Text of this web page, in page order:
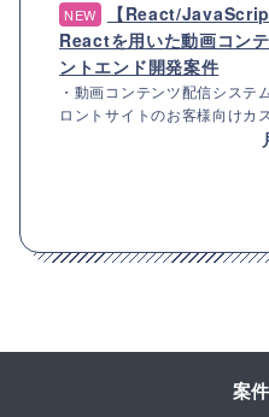
NEW
【React/
Reactを用いた動画コン
ントエンド開発案件
・動画コンテンツ配信システ
ロントサイトのお客様向けカ
案